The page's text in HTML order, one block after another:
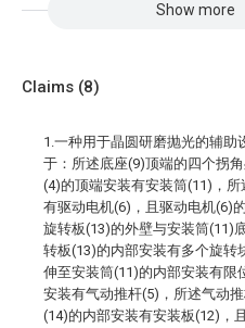
Show more
Claims (8)
1.一种用于晶圆研磨抛光的辅
于：所述底座(9)顶端的四个拐
(4)的顶端安装有安装筒(11)，
有驱动电机(6)，且驱动电机(6)
旋转板(13)的外壁与安装筒(11)
转板(13)的内部安装有多个旋转
伸至安装筒(11)的内部安装有限
安装有气动推杆(5)，所述气动
(14)的内部安装有安装板(12)，